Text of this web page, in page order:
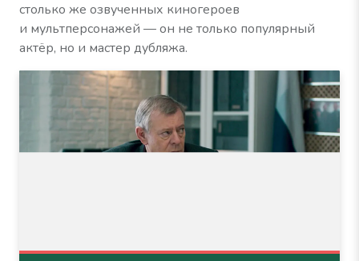
столько же озвученных киногероев
и мультперсонажей — он не только популярный
актёр, но и мастер дубляжа.